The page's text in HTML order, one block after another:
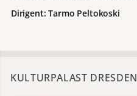
Dirigent: Tarmo Peltokoski
KULTURPALAST DRESDEN